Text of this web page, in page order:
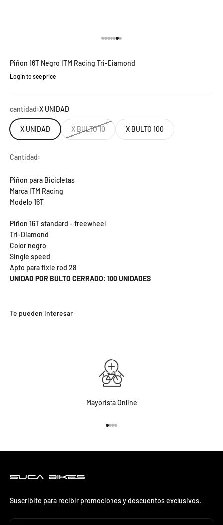
Piñon 16T Negro ITM Racing Tri-Diamond
Precio de oferta
Login to see price
cantidad:X UNIDAD
X UNIDAD X BULTO 10 X BULTO 100
Cantidad:
Piñon para Bicicletas
Marca ITM Racing
Modelo 16T
Piñon 16T standard - freewheel
Tri-Diamond
Color negro
Single speed
Apto para fixie rod 28
UNIDAD POR BULTO CERRADO: 100 UNIDADES
Mayorista Online
Suscribite para recibir promociones y descuentos exclusivos.